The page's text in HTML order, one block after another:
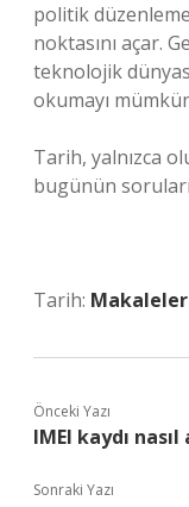
politik
noktasını açar.
teknolojik
okumayı
Tarih, yalnızca
bugünün
Tarih: Makaleler
Önceki Yazı
IMEI kaydı nasıl
Sonraki Yazı